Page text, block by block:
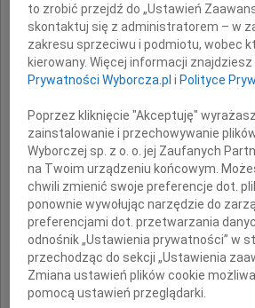
wybitnego
wychowawcy kilku
wykładowcy
i
to zrobić przejdź do „Ustawień
skontaktuj się z administratorem – w
zakresu sprzeciwu i podmiotu, wobec
kierowany. Więcej informacji
Prywatności Wyborcza.pl iPolityce
Poprzez kliknięcie "Akceptuję"
zainstalowanie i przechowywanie
Wyborczej sp. z o. o. jej Zaufanych
na Twoim urządzeniu końcowym.
chwili zmienić swoje preferencje dot.
ponownie wywołując narzędzie do
preferencjami dot. przetwarzania
odnośnik „Ustawienia prywatności” w
przechodząc do sekcji „Ustawienia
Zmiana ustawień plików cookie
pomocą ustawień przeglądarki.